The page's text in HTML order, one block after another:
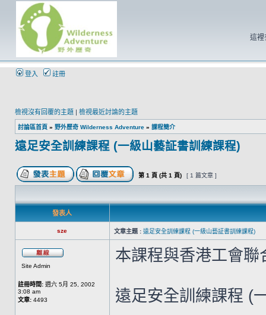
這裡
登入 註冊
檢視沒有回覆的主題 | 檢視最近討論的主題
討論區首頁 » 野外歷奇 Wilderness Adventure » 課程簡介
遠足安全訓練課程 (一級山藝証書訓練課程)
第 1 頁 (共 1 頁) [ 1 篇文章 ]
發表人
sze 文章主題 : 遠足安全訓練課程 (一級山藝証書訓練課程)
Site Admin
註冊時間: 週六 5月 25, 2002
3:08 am
文章: 4493
本課程與香港工會
遠足安全訓練課程 (